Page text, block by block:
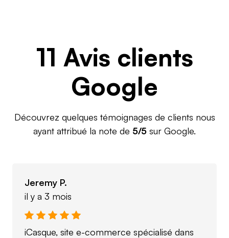
11 Avis clients
Google
Découvrez quelques témoignages de clients nous
ayant attribué la note de 5/5 sur Google.
Jeremy P.
il y a 3 mois
iCasque, site e-commerce spécialisé dans